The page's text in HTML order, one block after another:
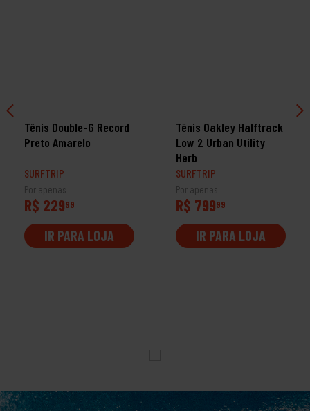
Tênis Double-G Record
Preto Amarelo
SURFTRIP
Por apenas
R$ 22999
IR PARA LOJA
Tênis Oakley Halftrack
Low 2 Urban Utility
Herb
SURFTRIP
Por apenas
R$ 79999
IR PARA LOJA